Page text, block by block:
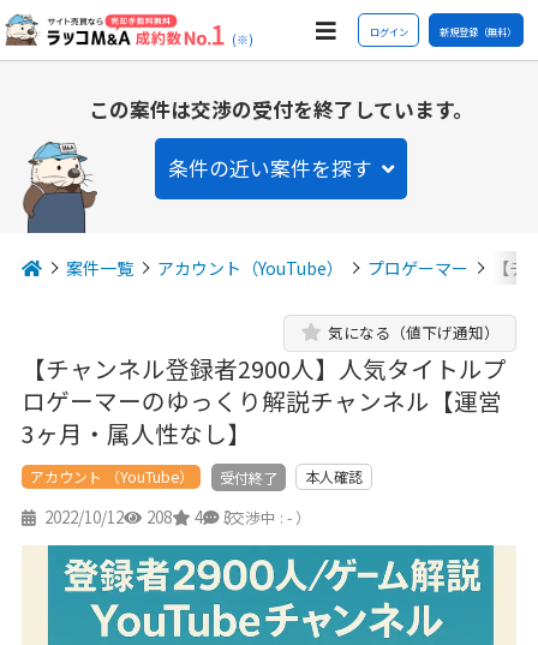
(※) ログイン 新規登録（無料）
この案件は交渉の受付を終了しています。
条件の近い案件を探す
案件一覧 アカウント（YouTube） プロゲーマー 【
【チャンネル登録者2900人】人気タイトルプ
ロゲーマーのゆっくり解説チャンネル【運営
3ヶ月・属人性なし】
気になる（値下げ通知）
アカウント （YouTube） 受付終了 本人確認
2022/10/12 208 4 3
（交渉中 : - ）